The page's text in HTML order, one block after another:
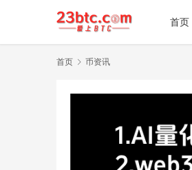
首页
首页 币资讯